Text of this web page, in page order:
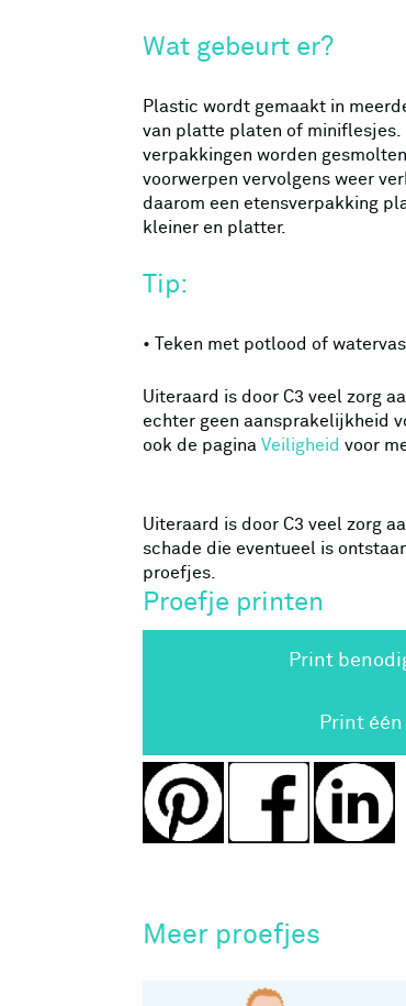
Wat gebeurt er?
Plastic wordt gemaakt in
van platte platen of miniflesjes.
verpakkingen worden
voorwerpen vervolgens weer
daarom een etensverpakking
kleiner en platter.
Tip:
• Teken met potlood of
Uiteraard is door C3 veel zorg
echter geen aansprakelijkheid
ook de pagina Veiligheid voor
Uiteraard is door C3 veel zorg
schade die eventueel is
proefjes.
Proefje printen
Print
Print
Meer proefjes